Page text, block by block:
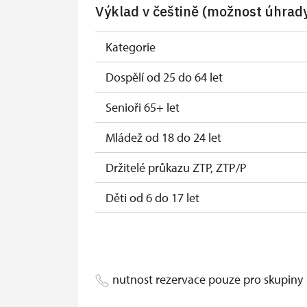
Držitel průkazu zaměstnance NPÚ (+
Držitel průkazu „Náš člověk“*
* Platí pouze pro držitele průkazu
Výklad v češtině (možnost
Kategorie
Dospělí od 25 do 64 let
Senioři 65+ let
Mládež od 18 do 24 let
Držitelé průkazu ZTP, ZTP/P
Děti od 6 do 17 let
Pedagogický dozor (pro školní skupiny
nutnost rezervace pouze pro skupiny